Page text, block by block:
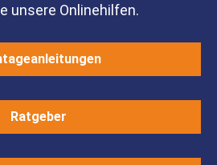
unsere Onlinehilfen.
Ratgeber